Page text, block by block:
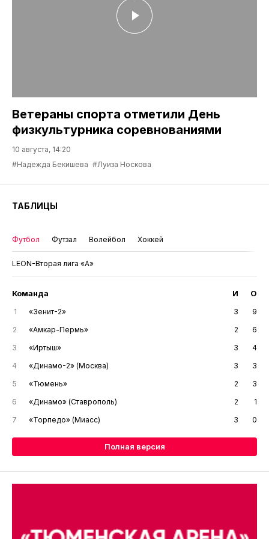
Ветераны спорта отметили День
физкультурника соревнованиями
10 августа, 14:20
#Надежда Бекишева #Луиза Носкова
ТАБЛИЦЫ
Футбол Футзал Волейбол Хоккей
LEON-Вторая лига «А»
Команда И О
1 «Зенит-2» 3
9
2
«Амкар-Пермь» 2
6
3
«Иртыш» 3
4
4
«Динамо-2» (Москва) 3
3
5
«Тюмень» 2
3
6
«Динамо» (Ставрополь) 2
1
7
«Торпедо» (Миасс) 3 0
Полная версия